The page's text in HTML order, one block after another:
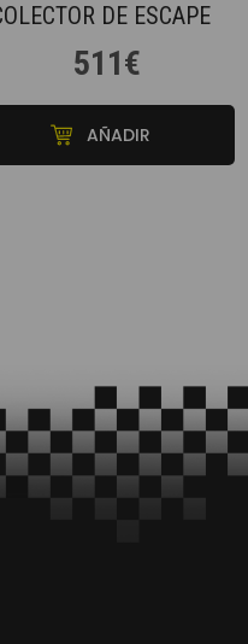
DE ESCAPE
511€
AÑADIR